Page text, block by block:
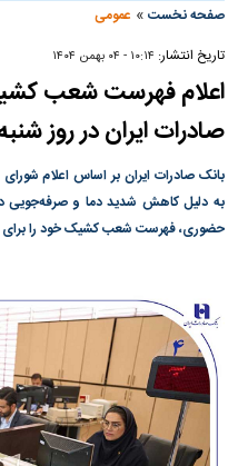
صفحه نخست » عمومی
تاریخ انتشار: ۱۰:۱۴ - ۰۴ بهمن ۱۴۰۴
اعلام فهرست شعب
صادرات ایران در روز
​​بانک صادرات ایران بر اساس اعلام
به دلیل کاهش شدید دما و
حضوری، فهرست شعب کشیک خود را برای روز شنبه